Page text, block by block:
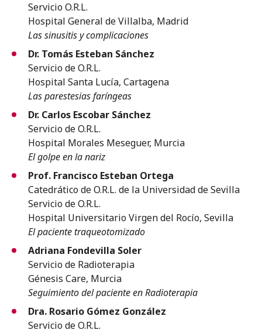
Servicio O.R.L.
Hospital General de Villalba, Madrid
Las sinusitis y complicaciones
Dr. Tomás Esteban Sánchez
Servicio de O.R.L.
Hospital Santa Lucía, Cartagena
Las parestesias faríngeas
Dr. Carlos Escobar Sánchez
Servicio de O.R.L.
Hospital Morales Meseguer, Murcia
El golpe en la nariz
Prof. Francisco Esteban Ortega
Catedrático de O.R.L. de la Universidad de Sevilla
Servicio de O.R.L.
Hospital Universitario Virgen del Rocío, Sevilla
El paciente traqueotomizado
Adriana Fondevilla Soler
Servicio de Radioterapia
Génesis Care, Murcia
Seguimiento del paciente en Radioterapia
Dra. Rosario Gómez González
Servicio de O.R.L.